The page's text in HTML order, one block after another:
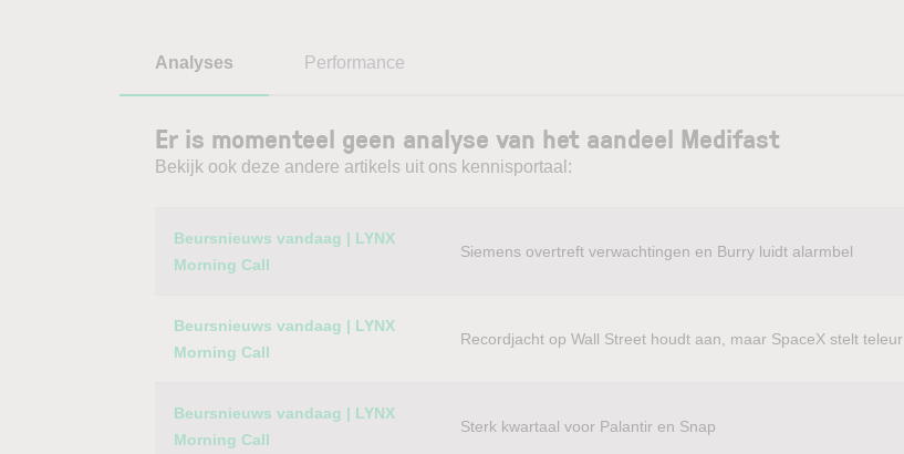
Analyses Performance
Er is momenteel geen analyse van het aandeel Medifast
Bekijk ook deze andere artikels uit ons kennisportaal:
Category Titel
Beursnieuws vandaag | LYNX
Morning Call
Siemens overtreft verwachtingen en Burry luidt alarmbel
Beursnieuws vandaag | LYNX
Morning Call
Recordjacht op Wall Street houdt aan, maar SpaceX stelt teleur
Beursnieuws vandaag | LYNX
Morning Call
Sterk kwartaal voor Palantir en Snap